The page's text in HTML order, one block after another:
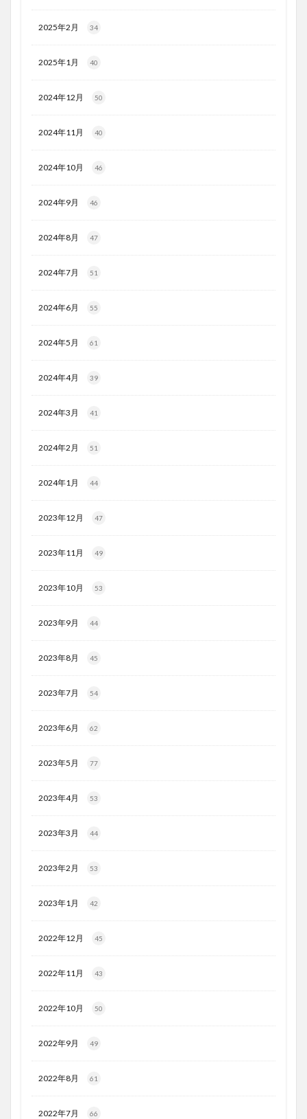
2025年2月 34
2025年1月 40
2024年12月 50
2024年11月 40
2024年10月 46
2024年9月 46
2024年8月 47
2024年7月 51
2024年6月 55
2024年5月 61
2024年4月 39
2024年3月 41
2024年2月 51
2024年1月 44
2023年12月 47
2023年11月 49
2023年10月 53
2023年9月 44
2023年8月 45
2023年7月 54
2023年6月 62
2023年5月 77
2023年4月 53
2023年3月 44
2023年2月 53
2023年1月 42
2022年12月 45
2022年11月 43
2022年10月 50
2022年9月 49
2022年8月 61
2022年7月 66